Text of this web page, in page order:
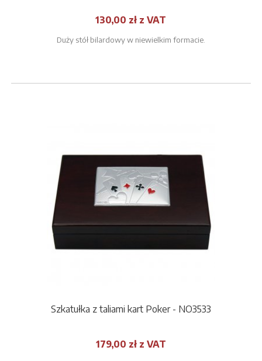
130,00 zł z VAT
Duży stół bilardowy w niewielkim formacie.
Szkatułka z taliami kart Poker - NO3533
179,00 zł z VAT